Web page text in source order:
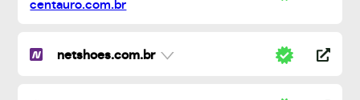
netshoes.com.br